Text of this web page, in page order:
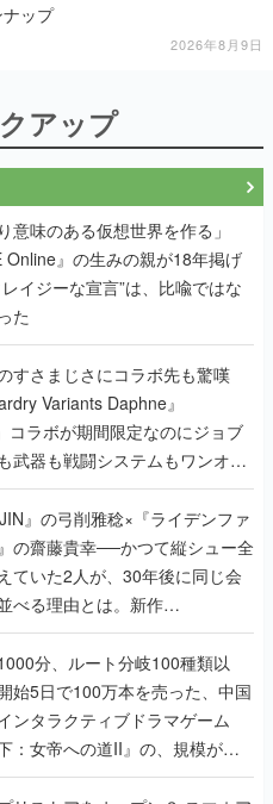
ップ
2026年8月9日
アップ
意味のある仮想世界を作る」
』の生みの親が18年掲げ
イジーな宣言”は、比喩ではな
た
すさまじさにコラボ先も驚嘆
Variants Daphne』
コラボが期間限定なのにジョブ
武器も戦闘システムもワンオフ
れた理由を両ディレクターに聞
』の弓削雅稔×『ライデンファ
の齋藤貴幸──かつて縦シュー全
ていた2人が、30年後に同じ会
べる理由とは。新作
EXTREME』で初タッグを組
ンド2人に訊く開発秘話
分、ルート分岐100種類以
始5日で100万本を売った、中国
ンタラクティブドラマゲーム
：女帝への道II』の、規模が違
をプロデューサーに聞いた